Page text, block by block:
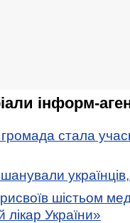
інформ-
громада стала
шістьом
України»